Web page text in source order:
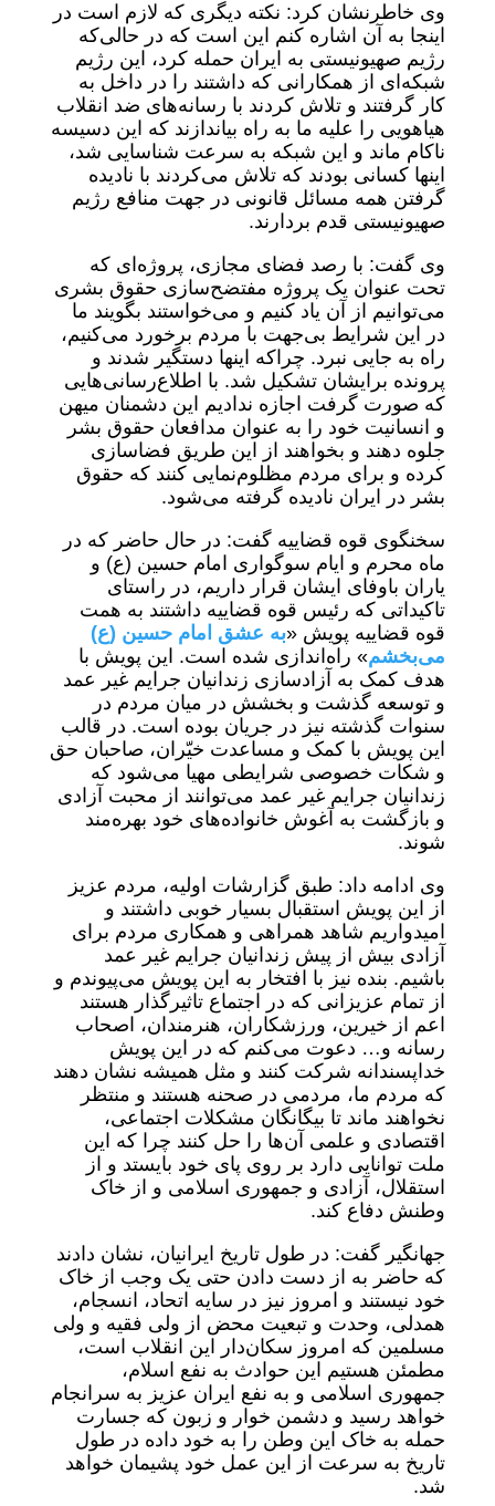
وی خاطرنشان کرد: نکته دیگری که لازم است در
اینجا به آن اشاره کنم این است که در حالی‌که
رژیم صهیونیستی به ایران حمله کرد، این رژیم
شبکه‌ای از همکارانی که داشتند را در داخل به
کار گرفتند و تلاش کردند با رسانه‌های ضد انقلاب
هیاهویی را علیه ما به راه بیاندازند که این دسیسه
ناکام ماند و این شبکه به سرعت شناسایی شد،
اینها کسانی بودند که تلاش می‌کردند با نادیده
گرفتن همه مسائل قانونی در جهت منافع رژیم
صهیونیستی قدم بردارند.
وی گفت: با رصد فضای مجازی، پروژه‌ای که
تحت عنوان یک پروژه مفتضح‌سازی حقوق بشری
می‌توانیم از آن یاد کنیم و می‌خواستند بگویند ما
در این شرایط بی‌جهت با مردم برخورد می‌کنیم،
راه به جایی نبرد. چراکه اینها دستگیر شدند و
پرونده برایشان تشکیل شد. با اطلاع‌رسانی‌هایی
که صورت گرفت اجازه ندادیم این دشمنان میهن
و انسانیت خود را به عنوان مدافعان حقوق بشر
جلوه دهند و بخواهند از این طریق فضاسازی
کرده و برای مردم مظلوم‌نمایی کنند که حقوق
بشر در ایران نادیده گرفته می‌شود.
سخنگوی قوه قضاییه گفت: در حال حاضر که در
ماه محرم و ایام سوگواری امام حسین (ع) و
یاران باوفای ایشان قرار داریم، در راستای
تاکیداتی که رئیس قوه قضاییه داشتند به همت
قوه قضاییه پویش «به عشق امام حسین (ع)
می‌بخشم» راه‌اندازی شده است. این پویش با
هدف کمک به آزادسازی زندانیان جرایم غیر عمد
و توسعه گذشت و بخشش در میان مردم در
سنوات گذشته نیز در جریان بوده است. در قالب
این پویش با کمک و مساعدت خیّران، صاحبان حق
و شکات خصوصی شرایطی مهیا می‌شود که
زندانیان جرایم غیر عمد می‌توانند از محبت آزادی
و بازگشت به آغوش خانواده‌های خود بهره‌مند
شوند.
وی ادامه داد: طبق گزارشات اولیه، مردم عزیز
از این پویش استقبال بسیار خوبی داشتند و
امیدواریم شاهد همراهی و همکاری مردم برای
آزادی بیش از پیش زندانیان جرایم غیر عمد
باشیم. بنده نیز با افتخار به این پویش می‌پیوندم و
از تمام عزیزانی که در اجتماع تاثیرگذار هستند
اعم از خیرین، ورزشکاران، هنرمندان، اصحاب
رسانه و… دعوت می‌کنم که در این پویش
خداپسندانه شرکت کنند و مثل همیشه نشان دهند
که مردم ما، مردمی در صحنه هستند و منتظر
نخواهند ماند تا بیگانگان مشکلات اجتماعی،
اقتصادی و علمی آن‌ها را حل کنند چرا که این
ملت توانایی دارد بر روی پای خود بایستد و از
استقلال، آزادی و جمهوری اسلامی و از خاک
وطنش دفاع کند.
جهانگیر گفت: در طول تاریخ ایرانیان، نشان دادند
که حاضر به از دست دادن حتی یک وجب از خاک
خود نیستند و امروز نیز در سایه اتحاد، انسجام،
همدلی، وحدت و تبعیت محض از ولی فقیه و ولی
مسلمین که امروز سکان‌دار این انقلاب است،
مطمئن هستیم این حوادث به نفع اسلام،
جمهوری اسلامی و به نفع ایران عزیز به سرانجام
خواهد رسید و دشمن خوار و زبون که جسارت
حمله به خاک این وطن را به خود داده در طول
تاریخ به سرعت از این عمل خود پشیمان خواهد
شد.